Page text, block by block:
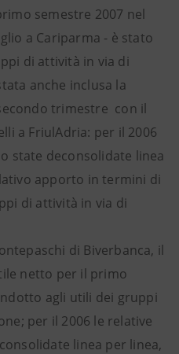
semestre 2007 nel
a Cariparma - è stato
di attività in via di
anche inclusa la
trimestre con il
a FriulAdria: per il 2006
state deconsolidate linea
apporto in termini di
di attività in via di
di Biverbanca, il
netto per il primo
agli utili dei gruppi
per il 2006 le relative
linea per linea,